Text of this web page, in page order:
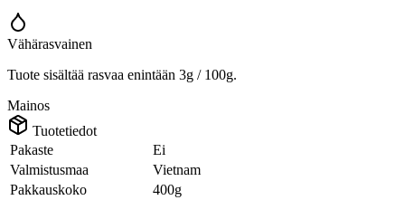
Vähärasvainen
Tuote sisältää rasvaa enintään 3g / 100g.
Mainos
Tuotetiedot
Pakaste
Ei
Valmistusmaa
Vietnam
Pakkauskoko
400g